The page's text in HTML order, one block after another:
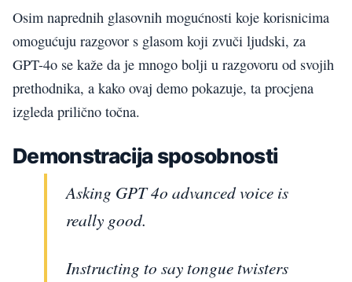
Osim naprednih glasovnih mogućnosti koje korisnicima
omogućuju razgovor s glasom koji zvuči ljudski, za
GPT-4o se kaže da je mnogo bolji u razgovoru od svojih
prethodnika, a kako ovaj demo pokazuje, ta procjena
izgleda prilično točna.
Demonstracija sposobnosti
Asking GPT 4o advanced voice is
really good.
Instructing to say tongue twisters